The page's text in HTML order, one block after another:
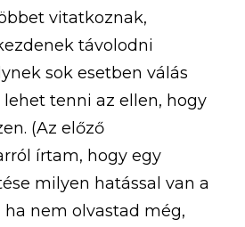
vitatkoznak,
távolodni
sok esetben válás
lehet tenni az ellen, hogy
(Az előző
írtam, hogy egy
milyen hatással van a
ha nem olvastad még,